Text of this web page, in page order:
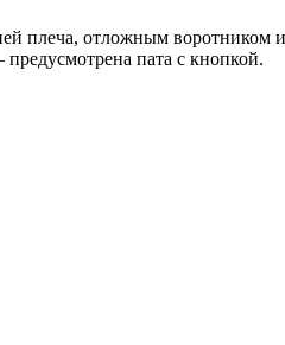
плеча, отложным
пата с кнопкой.